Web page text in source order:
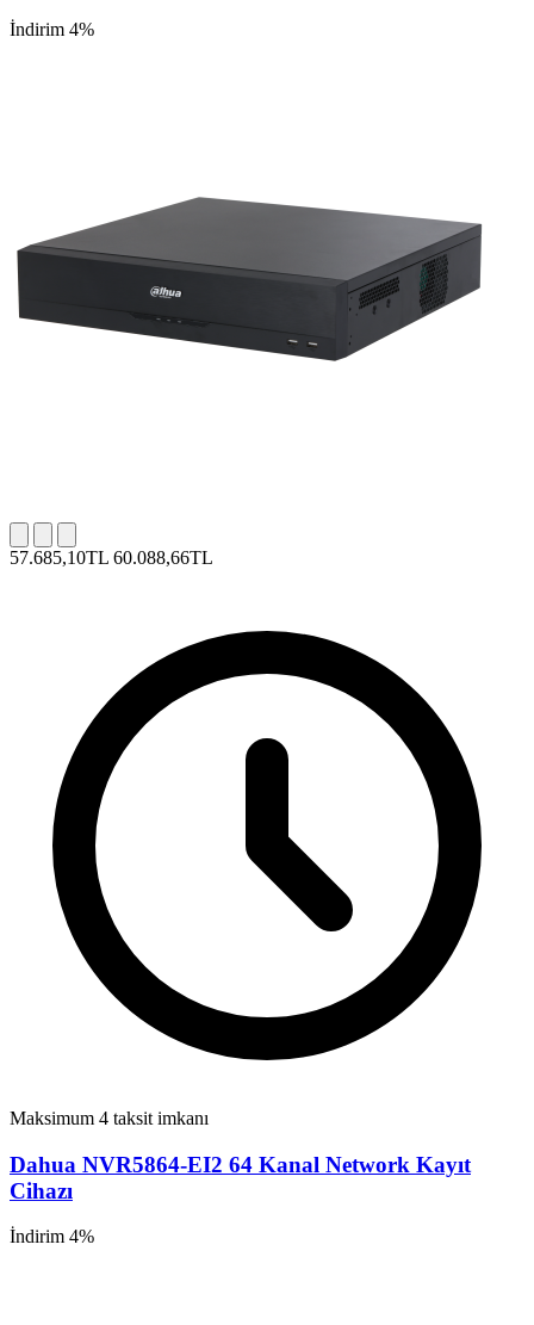
İndirim 4%
57.685,10TL 60.088,66TL
Maksimum 4 taksit imkanı
Dahua NVR5864-EI2 64 Kanal Network Kayıt
Cihazı
İndirim 4%